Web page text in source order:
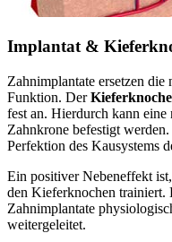
Implantat &
Zahnimplantate ersetzen die
Funktion. Der
fest an. Hierdurch kann
Zahnkrone befestigt
Perfektion des Kausystems
Ein positiver Nebeneffekt
den Kieferknochen trainiert.
Zahnimplantate
weitergeleitet.